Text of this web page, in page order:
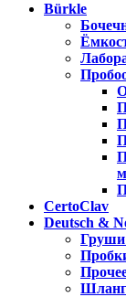
Bürkle
CertoClav
Deutsch &
Груши